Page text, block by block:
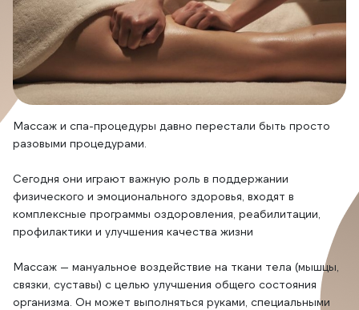
Массаж и спа-процедуры давно перестали быть просто
разовыми процедурами.
Сегодня они играют важную роль в поддержании
физического и эмоционального здоровья, входят в
комплексные программы оздоровления, реабилитации,
профилактики и улучшения качества жизни
Массаж — мануальное воздействие на ткани тела (мышцы,
связки, суставы) с целью улучшения общего состояния
организма. Он может выполняться руками, специальными